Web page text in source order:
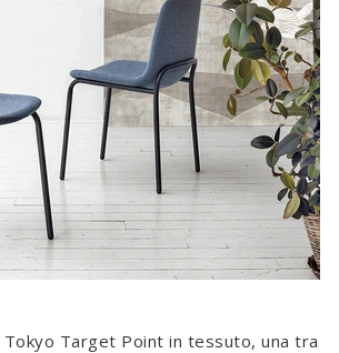
Tokyo Target Point in tessuto, una tra